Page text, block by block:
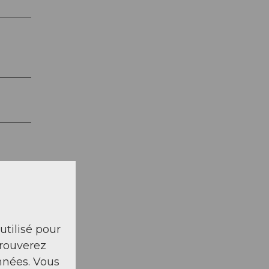
pour
Vous